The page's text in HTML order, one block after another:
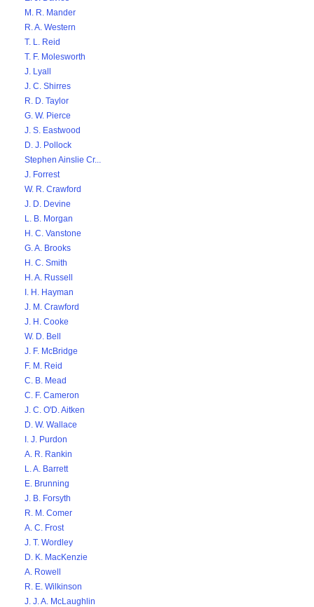
M. R. Mander
R. A. Western
T. L. Reid
T. F. Molesworth
J. Lyall
J. C. Shirres
R. D. Taylor
G. W. Pierce
J. S. Eastwood
D. J. Pollock
Stephen Ainslie Cr...
J. Forrest
W. R. Crawford
J. D. Devine
L. B. Morgan
H. C. Vanstone
G. A. Brooks
H. C. Smith
H. A. Russell
I. H. Hayman
J. M. Crawford
J. H. Cooke
W. D. Bell
J. F. McBridge
F. M. Reid
C. B. Mead
C. F. Cameron
J. C. O'D. Aitken
D. W. Wallace
I. J. Purdon
A. R. Rankin
L. A. Barrett
E. Brunning
J. B. Forsyth
R. M. Comer
A. C. Frost
J. T. Wordley
D. K. MacKenzie
A. Rowell
R. E. Wilkinson
J. J. A. McLaughlin